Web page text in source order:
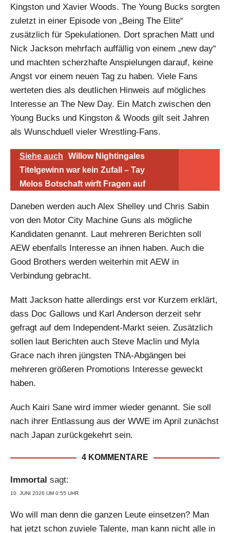
Kingston und Xavier Woods. The Young Bucks sorgten
zuletzt in einer Episode von „Being The Elite“
zusätzlich für Spekulationen. Dort sprachen Matt und
Nick Jackson mehrfach auffällig von einem „new day“
und machten scherzhafte Anspielungen darauf, keine
Angst vor einem neuen Tag zu haben. Viele Fans
werteten dies als deutlichen Hinweis auf mögliches
Interesse an The New Day. Ein Match zwischen den
Young Bucks und Kingston & Woods gilt seit Jahren
als Wunschduell vieler Wrestling-Fans.
Siehe auch
Willow Nightingales
Titelgewinn war kein Zufall – Tay
Melos Botschaft wirft Fragen auf
Daneben werden auch Alex Shelley und Chris Sabin
von den Motor City Machine Guns als mögliche
Kandidaten genannt. Laut mehreren Berichten soll
AEW ebenfalls Interesse an ihnen haben. Auch die
Good Brothers werden weiterhin mit AEW in
Verbindung gebracht.
Matt Jackson hatte allerdings erst vor Kurzem erklärt,
dass Doc Gallows und Karl Anderson derzeit sehr
gefragt auf dem Independent-Markt seien. Zusätzlich
sollen laut Berichten auch Steve Maclin und Myla
Grace nach ihren jüngsten TNA-Abgängen bei
mehreren größeren Promotions Interesse geweckt
haben.
Auch Kairi Sane wird immer wieder genannt. Sie soll
nach ihrer Entlassung aus der WWE im April zunächst
nach Japan zurückgekehrt sein.
4 KOMMENTARE
Immortal sagt:
10. JUNI 2026 UM 0:55 UHR
Wo will man denn die ganzen Leute einsetzen? Man
hat jetzt schon zuviele Talente, man kann nicht alle in